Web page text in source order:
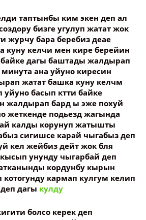
таптынбы ким экен деп ал
бизге угулуп жатат жок
журчу бара беребиз деае
куну келчи мен кире берейин
дагы баштады жалдырап
ана уйуно киресин
жатат башка куну келчм
басып ктти байке
жалдырап бард ы эже похуй
жеткенде подьезд жагында
калды корунуп жатышты
сигишсе карай чыгабыз деп
кел жейбиз дейт жок бля
унунду чыгарбай деп
кордунбу кырын
кармап кулгум келип
дагы кулду
болсо керек деп